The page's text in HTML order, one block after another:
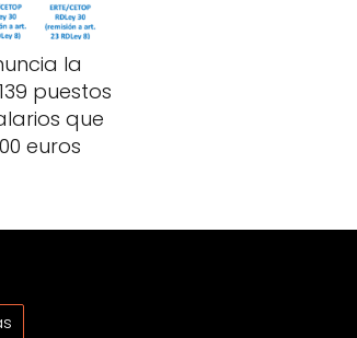
la
puestos
que
euros